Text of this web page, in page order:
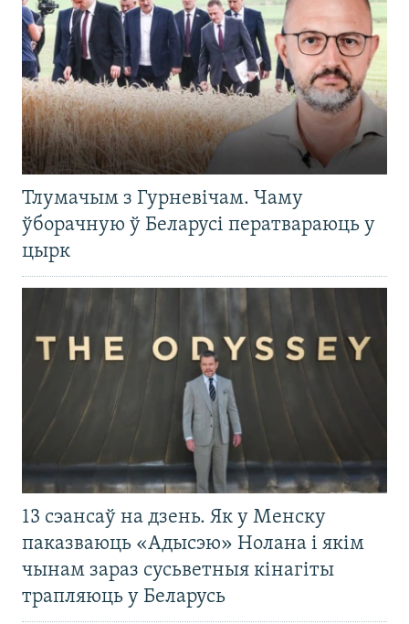
Тлумачым з Гурневічам. Чаму
ўборачную ў Беларусі ператвараюць у
цырк
13 сэансаў на дзень. Як у Менску
паказваюць «Адысэю» Нолана і якім
чынам зараз сусьветныя кінагіты
трапляюць у Беларусь